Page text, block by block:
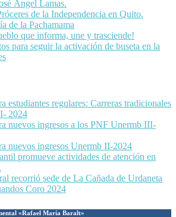
Ángel Lamas.
de la Independencia en Quito.
de la Pachamama
que informa, une y trasciende!
para seguir la activación de buseta en la
estudiantes regulares: Carreras tradicionales
2024
nuevos ingresos a los PNF Unermb III-
nuevos ingresos Unermb II-2024
promueve actividades de atención en
recorrió sede de La Cañada de Urdaneta
Coro 2024
«Rafael María Baralt»